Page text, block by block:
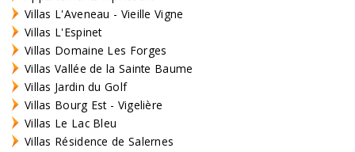
Villas L'Aveneau - Vieille Vigne
Villas L'Espinet
Villas Domaine Les Forges
Villas Vallée de la Sainte Baume
Villas Jardin du Golf
Villas Bourg Est - Vigelière
Villas Le Lac Bleu
Villas Résidence de Salernes